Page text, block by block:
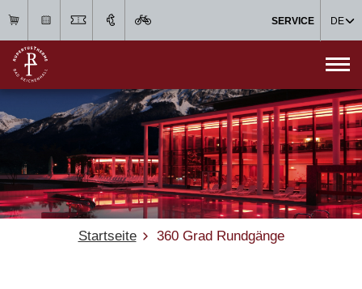
SERVICE DE
Startseite 360 Grad Rundgänge